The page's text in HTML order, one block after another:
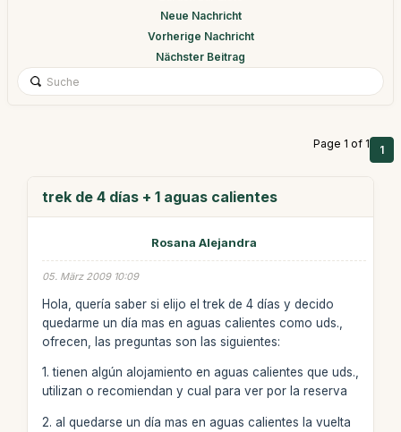
Neue Nachricht
Vorherige Nachricht
Nächster Beitrag
Page 1 of 1 1
trek de 4 días + 1 aguas calientes
Rosana Alejandra
05. März 2009 10:09
Hola, quería saber si elijo el trek de 4 días y decido
quedarme un día mas en aguas calientes como uds.,
ofrecen, las preguntas son las siguientes:
1. tienen algún alojamiento en aguas calientes que uds.,
utilizan o recomiendan y cual para ver por la reserva
2. al quedarse un día mas en aguas calientes la vuelta